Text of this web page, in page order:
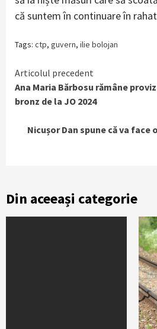
că suntem în continuare în
Tags: ctp, guvern, ilie bolojan
Continue
Reading
Articolul precedent
Ana Maria Bărbosu rămâne
bronz de la JO 2024
Nicușor Dan spune că va face
Din aceeași categorie